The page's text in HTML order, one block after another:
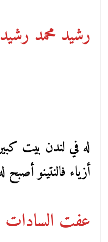
رشيد محمد رشيد
له في لندن بيت
أزياء فالنتينو
عفت السادات